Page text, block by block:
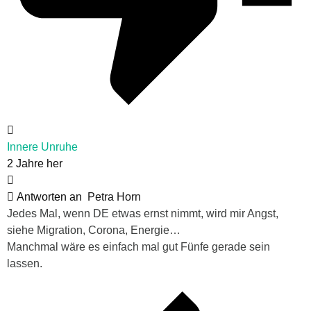
Innere Unruhe
2 Jahre her
Antworten an
Petra Horn
Jedes Mal, wenn DE etwas ernst nimmt, wird mir Angst,
siehe Migration, Corona, Energie…
Manchmal wäre es einfach mal gut Fünfe gerade sein
lassen.